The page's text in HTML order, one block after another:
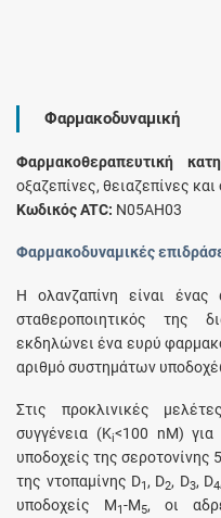
Φαρμακοδυναμική
Φαρμακοθεραπευτική
οξαζεπίνες, θειαζεπίνες και
Κωδικός ATC: N05AΗ03
Φαρμακοδυναμικές
H ολανζαπίνη είναι ένας
σταθεροποιητικός της
εκδηλώνει ένα ευρύ
αριθμό συστημάτων
Στις προκλινικές
συγγένεια (Κi<100 nΜ) για
υποδοχείς της σεροτονίνης
της ντοπαμίνης D1 , D2, D3, D4
υποδοχείς Μ1-Μ5, οι